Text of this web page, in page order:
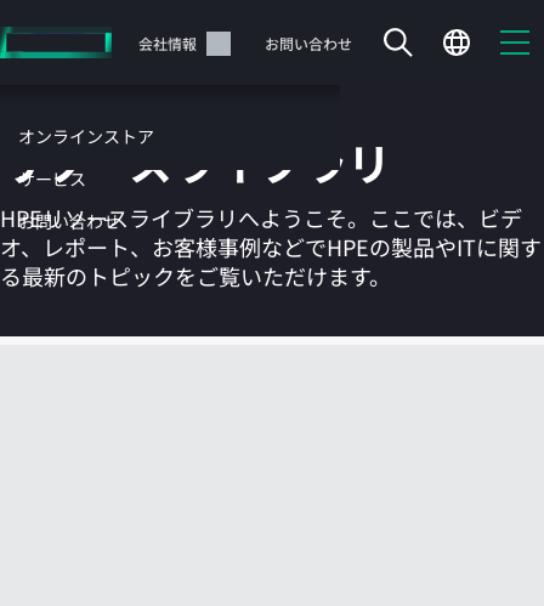
イ
テ
ツ
に
ス
ッ
会社情報 お問い合わせ
オンラインストア
サービス
お問い合わせ
カートは空です
リソースライブラリ
HPEリソースライブラリへようこそ。ここでは、ビデ
オ、レポート、お客様事例などでHPEの製品やITに関す
る最新のトピックをご覧いただけます。